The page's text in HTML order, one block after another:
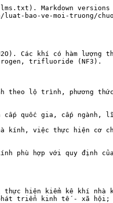
Markdown versions
bao-ve-moi-truong/
Các khí có hàm lượng
trifluoride (NF3).
theo lộ trình, phương
quốc gia, cấp ngành,
việc thực hiện cơ
phù hợp với quy định
hiện kiểm kê khí
triển kinh tế - xã hội;